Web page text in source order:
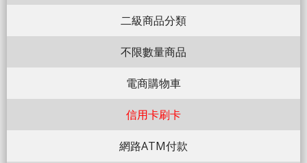
二級商品分類
不限數量商品
電商購物車
信用卡刷卡
網路ATM付款